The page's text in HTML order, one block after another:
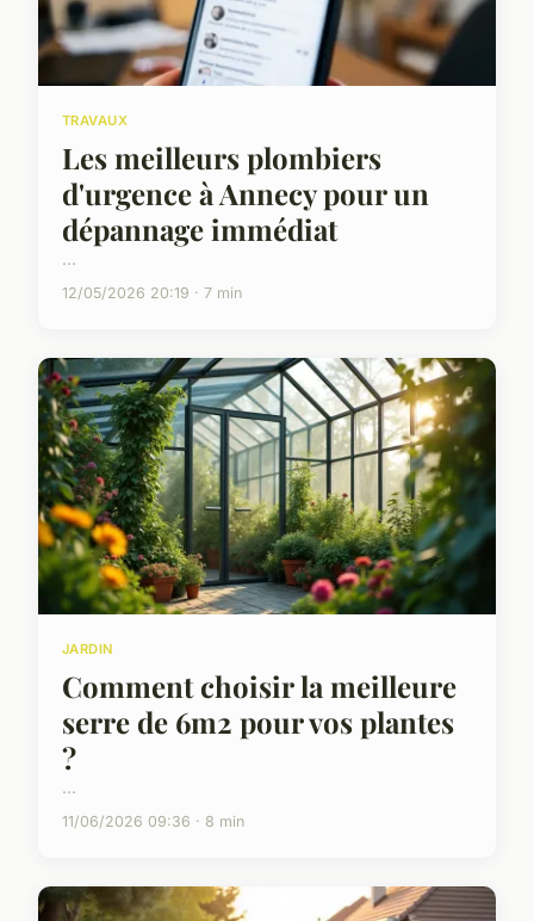
TRAVAUX
Les meilleurs plombiers
d'urgence à Annecy pour un
dépannage immédiat
...
12/05/2026 20:19 · 7 min
JARDIN
Comment choisir la meilleure
serre de 6m2 pour vos plantes
?
...
11/06/2026 09:36 · 8 min